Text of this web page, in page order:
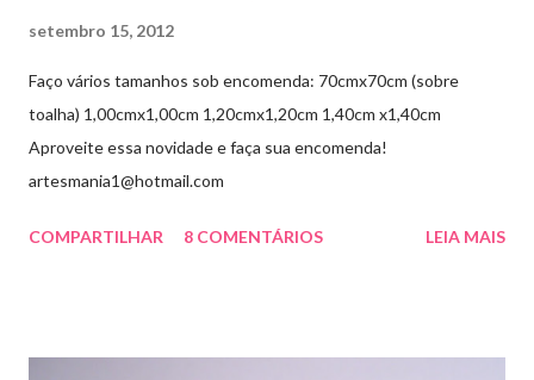
setembro 15, 2012
Faço vários tamanhos sob encomenda: 70cmx70cm (sobre
toalha) 1,00cmx1,00cm 1,20cmx1,20cm 1,40cm x1,40cm
Aproveite essa novidade e faça sua encomenda!
artesmania1@hotmail.com
COMPARTILHAR 8 COMENTÁRIOS LEIA MAIS